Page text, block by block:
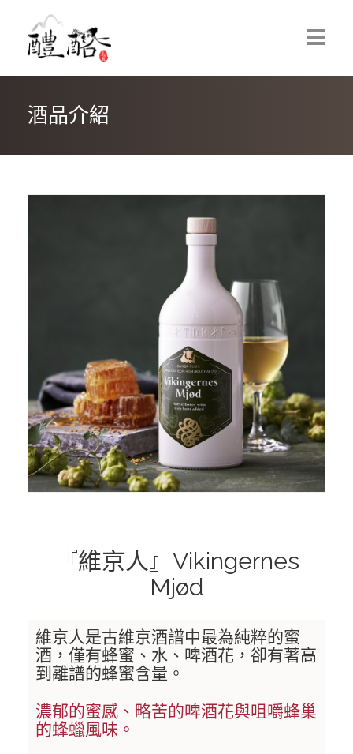
首頁
最新消息
VICARAGE LANE WINES｜牧者小巷酒莊
HUNTRESS WINES｜女獵手葡萄酒
GREENHOUGH｜格林豪酒莊
TINPOT HUT｜隱世小屋
AUNTSFIELD ESTATE｜愛絲菲爾德酒莊
GREYWACKE｜灰瓦岩酒莊
TWO PADDOCKS｜雙圍場酒莊
TERRA SANCTA｜聖地酒莊
歐洲葡萄酒
西班牙 DEHESA DEL CARRIZAL｜卡利薩爾酒莊
酒品介紹
『維京人』Vikingernes
Mjød
維京人是古維京酒譜中最為純粹的蜜
酒，僅有蜂蜜、水、啤酒花，卻有著高
到離譜的蜂蜜含量。
濃郁的蜜感、略苦的啤酒花與咀嚼蜂巢
的蜂蠟風味。